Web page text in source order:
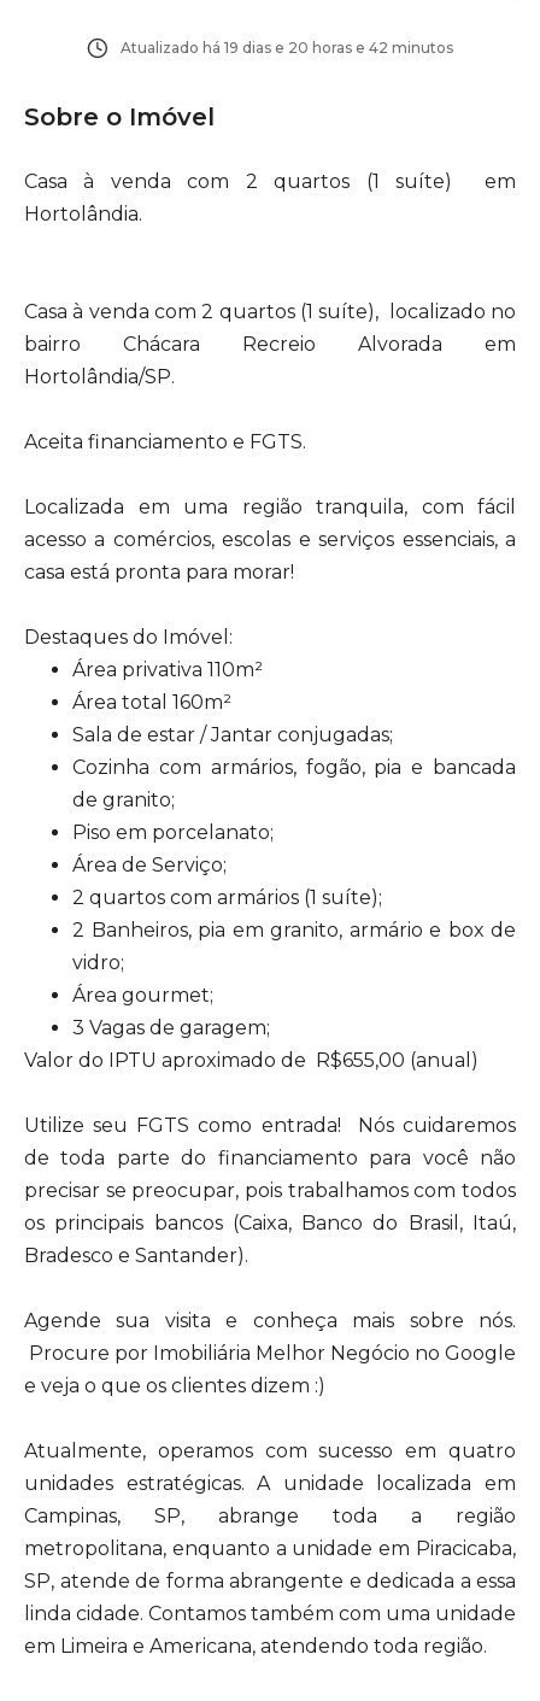
Atualizado há 19 dias e 20 horas e 42 minutos
Sobre o Imóvel
Casa à venda com 2 quartos (1 suíte) em
Hortolândia.
Casa à venda com 2 quartos (1 suíte), localizado no
bairro Chácara Recreio Alvorada em
Hortolândia/SP.
Aceita financiamento e FGTS.
Localizada em uma região tranquila, com fácil
acesso a comércios, escolas e serviços essenciais, a
casa está pronta para morar!
Destaques do Imóvel:
Área privativa 110m²
Área total 160m²
Sala de estar / Jantar conjugadas;
Cozinha com armários, fogão, pia e bancada
de granito;
Piso em porcelanato;
Área de Serviço;
2 quartos com armários (1 suíte);
2 Banheiros, pia em granito, armário e box de
vidro;
Área gourmet;
3 Vagas de garagem;
Valor do IPTU aproximado de R$655,00 (anual)
Utilize seu FGTS como entrada! Nós cuidaremos
de toda parte do financiamento para você não
precisar se preocupar, pois trabalhamos com todos
os principais bancos (Caixa, Banco do Brasil, Itaú,
Bradesco e Santander).
Agende sua visita e conheça mais sobre nós.
Procure por Imobiliária Melhor Negócio no Google
e veja o que os clientes dizem :)
Atualmente, operamos com sucesso em quatro
unidades estratégicas. A unidade localizada em
Campinas, SP, abrange toda a região
metropolitana, enquanto a unidade em Piracicaba,
SP, atende de forma abrangente e dedicada a essa
linda cidade. Contamos também com uma unidade
em Limeira e Americana, atendendo toda região.